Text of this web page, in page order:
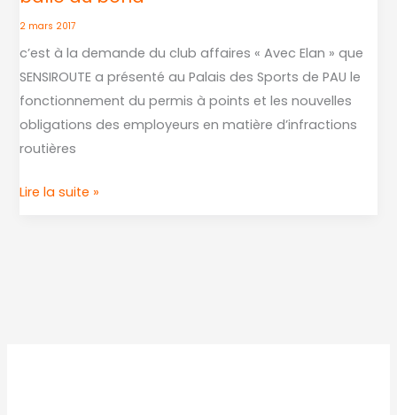
2 mars 2017
c’est à la demande du club affaires « Avec Elan » que
SENSIROUTE a présenté au Palais des Sports de PAU le
fonctionnement du permis à points et les nouvelles
obligations des employeurs en matière d’infractions
routières
l’Élan
BÉARNAIS
saisit
la
balle
Lire la suite »